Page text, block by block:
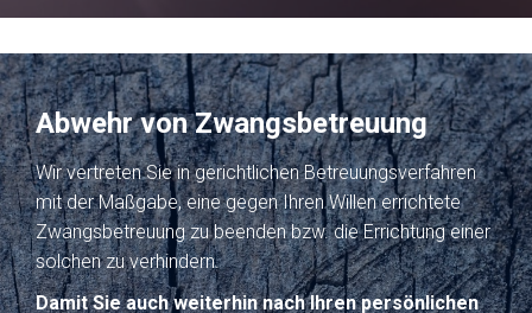
Abwehr von Zwangsbetreuung
Wir vertreten Sie in gerichtlichen Betreuungsverfahren
mit der Maßgabe, eine gegen Ihren Willen errichtete
Zwangsbetreuung zu beenden bzw. die Errichtung einer
solchen zu verhindern.
Damit Sie auch weiterhin nach Ihren persönlichen